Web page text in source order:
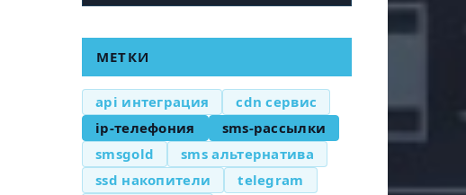
МЕТКИ
api интеграция
cdn сервис
ip-телефония
sms-рассылки
smsgold
sms альтернатива
ssd накопители
telegram